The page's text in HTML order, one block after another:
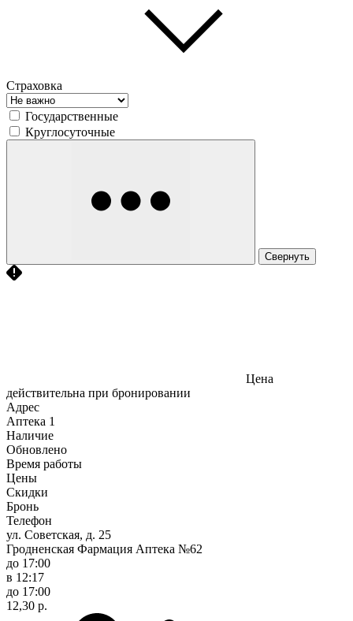
Страховка
Государственные
Круглосуточные
Свернуть
Цена
действительна при бронировании
Адрес
Аптека 1
Наличие
Обновлено
Время работы
Цены
Скидки
Бронь
Телефон
ул. Советская, д. 25
Гродненская Фармация Аптека №62
до 17:00
в 12:17
до 17:00
12,30 р.